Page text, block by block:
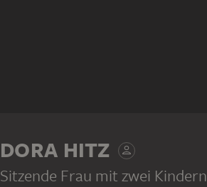
DORA HITZ
Sitzende Frau mit zwei Kindern